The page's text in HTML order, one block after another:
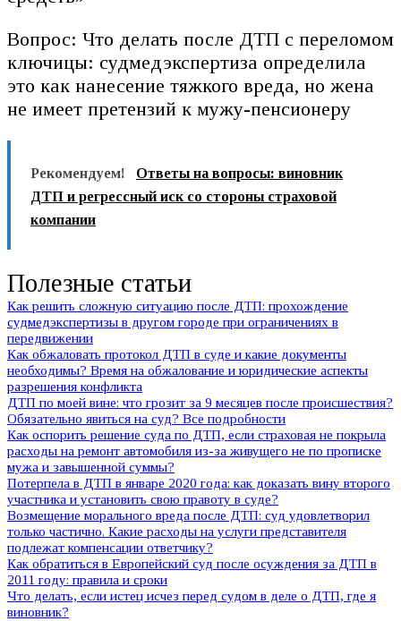
Вопрос: Что делать после ДТП с переломом
ключицы: судмедэкспертиза определила
это как нанесение тяжкого вреда, но жена
не имеет претензий к мужу-пенсионеру
Рекомендуем!
Ответы на вопросы: виновник
ДТП и регрессный иск со стороны страховой
компании
Полезные статьи
Как решить сложную ситуацию после ДТП: прохождение
судмедэкспертизы в другом городе при ограничениях в
передвижении
Как обжаловать протокол ДТП в суде и какие документы
необходимы? Время на обжалование и юридические аспекты
разрешения конфликта
ДТП по моей вине: что грозит за 9 месяцев после происшествия?
Обязательно явиться на суд? Все подробности
Как оспорить решение суда по ДТП, если страховая не покрыла
расходы на ремонт автомобиля из-за живущего не по прописке
мужа и завышенной суммы?
Потерпела в ДТП в январе 2020 года: как доказать вину второго
участника и установить свою правоту в суде?
Возмещение морального вреда после ДТП: суд удовлетворил
только частично. Какие расходы на услуги представителя
подлежат компенсации ответчику?
Как обратиться в Европейский суд после осуждения за ДТП в
2011 году: правила и сроки
Что делать, если истец исчез перед судом в деле о ДТП, где я
виновник?